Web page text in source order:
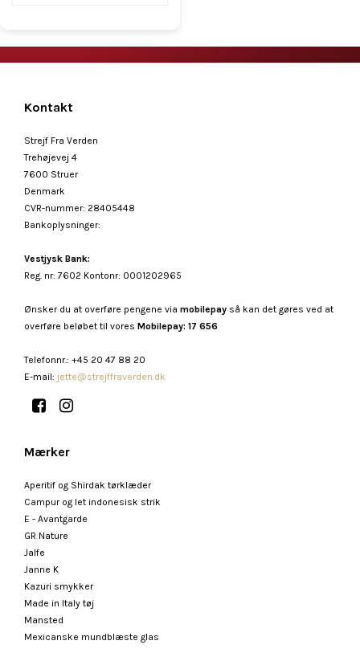
Kontakt
Strejf Fra Verden
Trehøjevej 4
7600 Struer
Denmark
CVR-nummer: 28405448
Bankoplysninger:
Vestjysk Bank:
Reg. nr: 7602 Kontonr: 0001202965
Ønsker du at overføre pengene via mobilepay så kan det gøres ved at
overføre beløbet til vores Mobilepay: 17 656
Telefonnr.: +45 20 47 88 20
E-mail: jette@strejffraverden.dk
Mærker
Aperitif og Shirdak tørklæder
Campur og let indonesisk strik
E - Avantgarde
GR Nature
Jalfe
Janne K
Kazuri smykker
Made in Italy tøj
Mansted
Mexicanske mundblæste glas